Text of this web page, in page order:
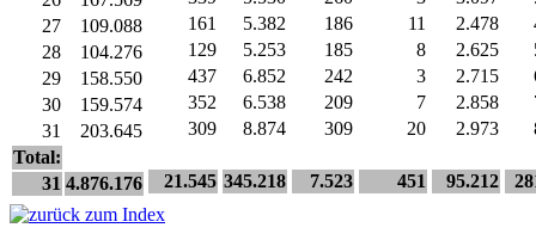
27
109.088
28
104.276
29
158.550
30
159.574
31
203.645
Total:
31 4.876.176
161
129
437
352
309
21.545
5.382
5.253
6.852
6.538
8.874
345.218
186
185
242
209
309
7.523
11
8
3
7
20
451
2.478
2.625
2.715
2.858
2.973
95.212